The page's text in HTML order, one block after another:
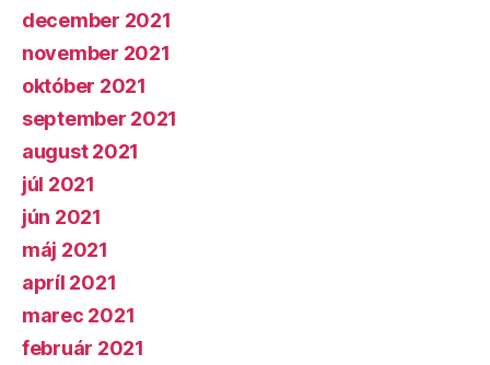
december 2021
november 2021
október 2021
september 2021
august 2021
júl 2021
jún 2021
máj 2021
apríl 2021
marec 2021
február 2021